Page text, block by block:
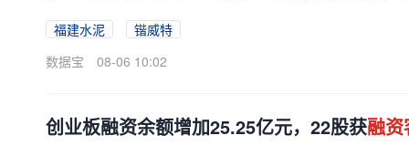
福建水泥
锴威特
数据宝
08-06 10:02
创业板融资余额增加25.25亿元，22股获融资